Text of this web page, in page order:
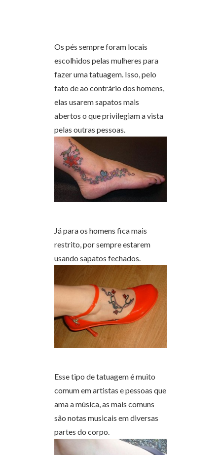
Os pés sempre foram locais
escolhidos pelas mulheres para
fazer uma tatuagem. Isso, pelo
fato de ao contrário dos homens,
elas usarem sapatos mais
abertos o que privilegiam a vista
pelas outras pessoas.
Já para os homens fica mais
restrito, por sempre estarem
usando sapatos fechados.
Esse tipo de tatuagem é muito
comum em artistas e pessoas que
ama a música, as mais comuns
são notas musicais em diversas
partes do corpo.